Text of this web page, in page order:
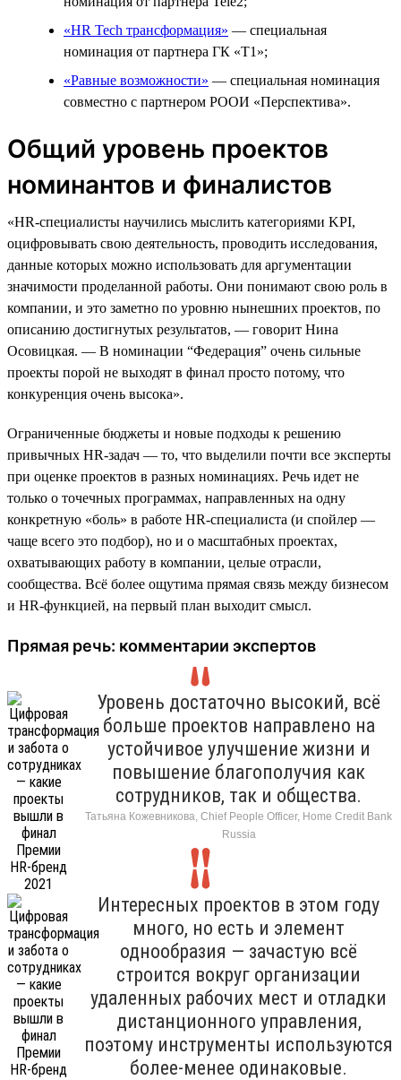
«HR Tech трансформация» — специальная
номинация от партнера ГК «Т1»;
«Равные возможности» — специальная номинация
совместно с партнером РООИ «Перспектива».
Общий уровень проектов
номинантов и финалистов
«HR-специалисты научились мыслить категориями KPI,
оцифровывать свою деятельность, проводить исследования,
данные которых можно использовать для аргументации
значимости проделанной работы. Они понимают свою роль в
компании, и это заметно по уровню нынешних проектов, по
описанию достигнутых результатов, — говорит Нина
Осовицкая. — В номинации “Федерация” очень сильные
проекты порой не выходят в финал просто потому, что
конкуренция очень высока».
Ограниченные бюджеты и новые подходы к решению
привычных HR-задач — то, что выделили почти все эксперты
при оценке проектов в разных номинациях. Речь идет не
только о точечных программах, направленных на одну
конкретную «боль» в работе HR-специалиста (и спойлер —
чаще всего это подбор), но и о масштабных проектах,
охватывающих работу в компании, целые отрасли,
сообщества. Всё более ощутима прямая связь между бизнесом
и HR-функцией, на первый план выходит смысл.
Прямая речь: комментарии экспертов
Уровень достаточно высокий, всё
больше проектов направлено на
устойчивое улучшение жизни и
повышение благополучия как
сотрудников, так и общества.
Татьяна Кожевникова, Chief People Officer, Home Credit Bank
Russia
Интересных проектов в этом году
много, но есть и элемент
однообразия — зачастую всё
строится вокруг организации
удаленных рабочих мест и отладки
дистанционного управления,
поэтому инструменты используются
более-менее одинаковые.